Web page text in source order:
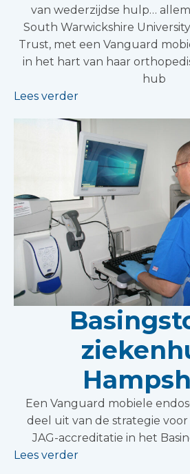
van wederzijdse hulp…
South Warwickshire
Trust, met een Vanguard
in het hart van haar
hub
Lees verder
Een Vanguard mobiele
deel uit van de strategie
JAG-accreditatie in het
Lees verder